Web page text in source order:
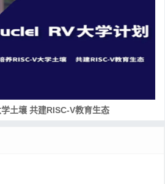
土壤 共建RISC-V教育生态